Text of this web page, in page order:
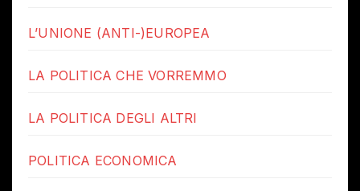
L’UNIONE (ANTI-)EUROPEA
LA POLITICA CHE VORREMMO
LA POLITICA DEGLI ALTRI
POLITICA ECONOMICA